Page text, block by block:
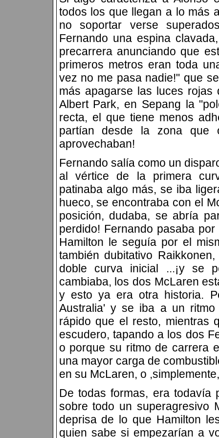
todos los que llegan a lo más
no soportar verse
Fernando una espina
precarrera anunciando que
primeros metros eran toda
vez no me pasa nadie!" que
más apagarse las luces rojas
Albert Park, en Sepang la
recta, el que tiene menos
partían desde la zona que
aprovechaban!
Fernando salía como un
al vértice de la primera
patinaba algo más, se iba
hueco, se encontraba con el
posición, dudaba, se abría
perdido! Fernando pasaba
Hamilton le seguía por el
también dubitativo
doble curva inicial ...¡y se
cambiaba, los dos McLaren
y esto ya era otra historia.
Australia' y se iba a un
rápido que el resto, mientras
escudero, tapando a los dos
o porque su ritmo de carrera
una mayor carga de
en su McLaren, o
De todas formas, era todavía
sobre todo un superagresivo
deprisa de lo que Hamilton
quien sabe si empezarían a